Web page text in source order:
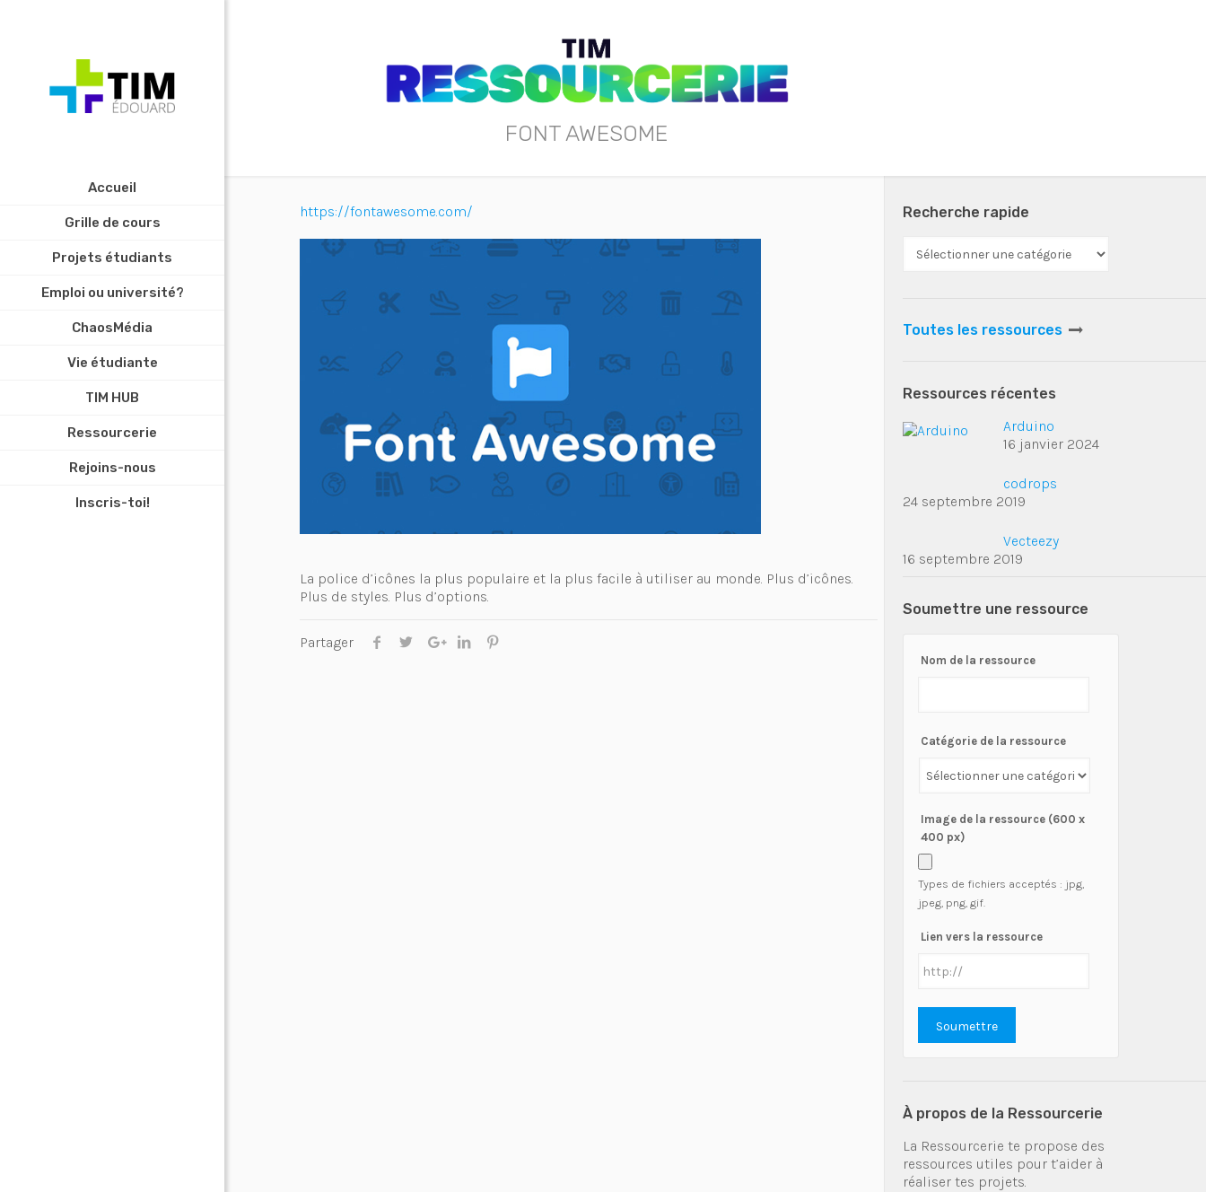
Accueil
Grille de cours
Projets étudiants
Emploi ou université?
ChaosMédia
Vie étudiante
TIM HUB
Ressourcerie
Rejoins-nous
Inscris-toi!
FONT AWESOME
https://fontawesome.com/
La police d’icônes la plus populaire et la plus facile à utiliser au monde. Plus d’icônes.
Plus de styles. Plus d’options.
Partager
Recherche rapide
Toutes les ressources
Ressources récentes
Arduino
16 janvier 2024
codrops
24 septembre 2019
Vecteezy
16 septembre 2019
Soumettre une ressource
Nom de la ressource
Catégorie de la ressource
Image de la ressource (600 x
400 px)
Types de fichiers acceptés : jpg,
jpeg, png, gif.
Lien vers la ressource
À propos de la Ressourcerie
La Ressourcerie te propose des
ressources utiles pour t’aider à
réaliser tes projets.